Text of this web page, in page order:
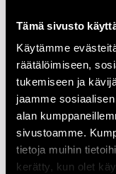
Tämä sivusto
Käytämme
räätälöimiseen,
tukemiseen ja
jaamme
alan
sivustoamme.
tietoja muihin
kerätty, kun olet
NIMI
Beth Hart
Bill Ransom
Bob Marinelli
John Nichols
Steve Costello